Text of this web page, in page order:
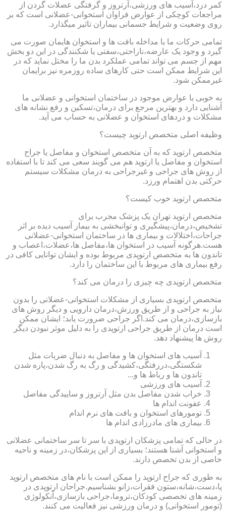
کمر درد،آسیب های ورزشی،آرتروز و گرفتگی عضلات گردن از
مراجعات کوچکی از عوارض فراوان استخوانی-عضلانی است که بر
روی وضعیت و شرایط جسمانی بیماران تاثیر میگذارد.
تمامی حرکات ما با مداخله بافت ها و استخوان هایمان صورت می
گیرد و وجود یک عارضه،ناراحتی،سفتی یا شکنندگی در این دو بخش
مهم از جسم می تواند تمامی عملکرد بدن ما را مختل نماید که در
این شرایط ممکن است حتی کارهای ساده روزمره نیز برایمان
غیرممکن شود.
به خوبی با عوارض موجود در ساختمان استخوانی و عضلانی ما
آشنایی دارد و بهترین مرجع برای درمان،تسکین و رفع نشانه های
مشکلات و دردهای استخوان و عضلانی به حساب می آید.
وظیفه اصلی متخصص ارتوپد چیست؟
متخصص ارتوپد که به آن متخصص استخوان و مفاصل یا جراح
استخوان و مفاصل یا ارتوپد هم می گویند سعی می کند تا با استفاده
از روش های جراحی و غیرجراحی به درمان مشکلات سیستم
حرکتی بدن اهتمام ورزد.
متخصص ارتوپد خوب کیست؟
متخصص ارتوپد تهران یک پزشک مجرب برای
تشخیص،درمان،پیشگیری و توانبخشی به بیمار آسیب دیده بر اثر
جراحات،اختلالات و بیماری ها در ساختمان استخوانی-عضلانی
هست.هرگونه آسیب در استخوان ها،مفاصل ها،عضلات،اعصاب و
تاندون ها به متخصص ارتوپدی مربوط بوده و ایشان توانایی کافی در
رفع بیماری های مربوط با این ساختمان را دارد.
متخصص ارتوپدی چه چیزی را درمان می کند؟
متخصص ارتوپدی بسیاری از مشکلات استخوانی-عضلانی را بدون
نیاز به جراحی و از طریق ورزش،درمان دارویی و دیگر روش های
بازسازی،درمان می کند.اگر جراحی ضرورت یابد؛ ایشان ممکن
است درمان از طریق جراحی ارتوپدی را به دلیل موثر نبودن دیگر
روش ها پیشنهاد دهد.
آسیب های استخوان ها و مفاصل به دنبال ضربات مثل
شکستگی،دررفتگی،کشیدگی و رگ به رگ شدن،پاره شدن
تاندون ها و رباط ها و...
آسیب های ورزشی
خراب شدن مفاصل بدن مثل آرتروز و ساییدگی مفاصل
عفونت اندام ها
تومورهای استخوان و بافت های نرم اندام
بیماری های مادرزادی اندام ها
در حالی که تمامی پزشکان ارتوپدی با سر تا سر ساختمانی عضلانی
و استخوانی آشنا هستند؛ بسیاری از این پزشکان،در زمینه و ناحیه
خاصی از بدن تخصص دارند.
به طوری که جراح ارتوپد را ممکن است با نام های متخصص ارتوپد
پا،دست،شانه،ستون فقرات،زانو بشناسیم.جراحان ارتوپدی در
زمینه های تخصصی کودکان،تروما،جراحی بازسازی،آنکولوژی
(تومور استخوانی) و درمان ورزشی نیز فعالیت می کنند.